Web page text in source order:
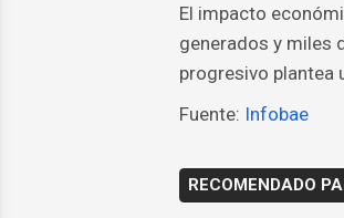
El impacto
generados y miles
progresivo plantea
Fuente: Infobae
RECOMENDADO